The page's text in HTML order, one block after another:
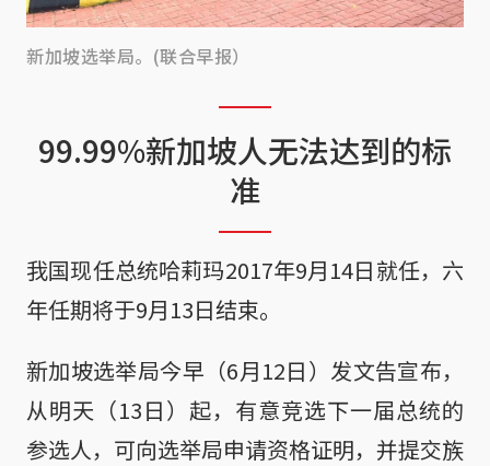
新加坡选举局。(联合早报）
99.99%新加坡人无法达到的标
准
我国现任总统哈莉玛2017年9月14日就任，六
年任期将于9月13日结束。
新加坡选举局今早（6月12日）发文告宣布，
从明天（13日）起，有意竞选下一届总统的
参选人，可向选举局申请资格证明，并提交族